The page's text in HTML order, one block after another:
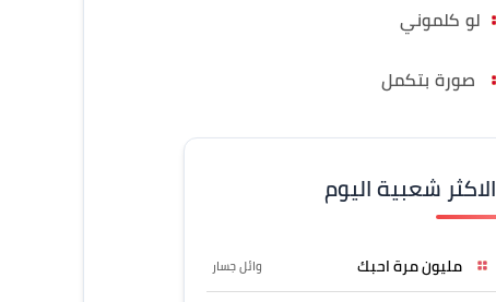
لو كلموني
صورة بتكمل
الاكثر شعبية اليوم
مليون مرة احبك وائل جسار